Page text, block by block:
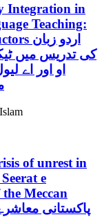
Integration in
Teaching:
اردو زبان
کی تدریس میں
او اور اے
of unrest in
e
Meccan
پاکستانی